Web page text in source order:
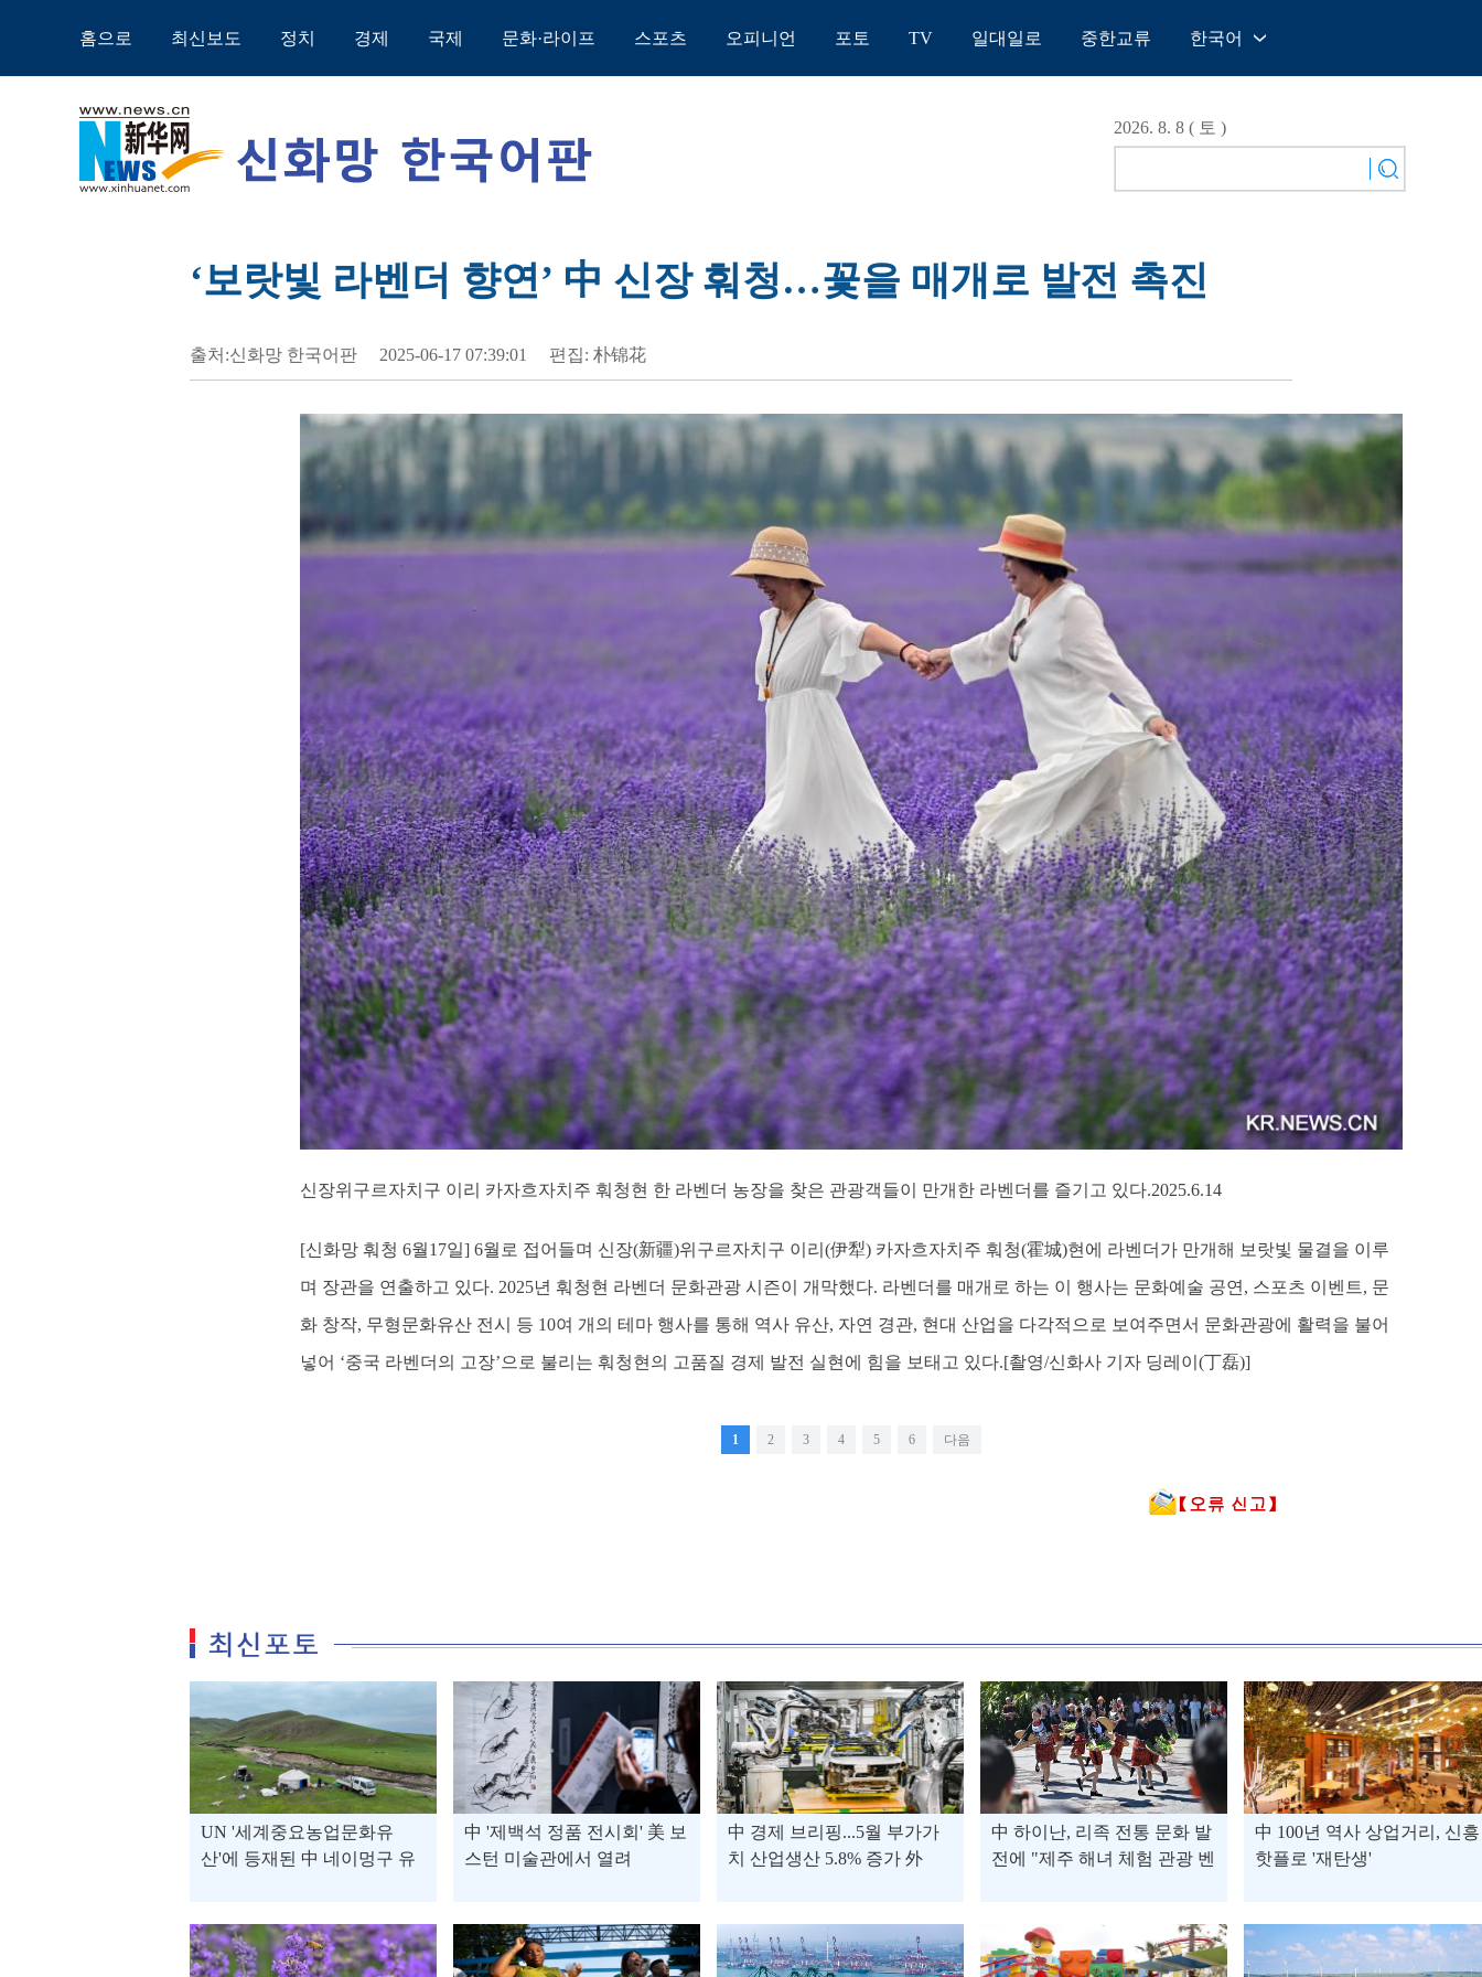
홈으로 최신보도 정치 경제 국제 문화·라이프 스포츠 오피니언 포토 TV 일대일로 중한교류 한국어
English
Español
2026. 8. 8 ( 토 )
‘보랏빛 라벤더 향연’ 中 신장 훠청…꽃을 매개로 발전 촉진
출처:신화망 한국어판 2025-06-17 07:39:01 편집: 朴锦花
신장위구르자치구 이리 카자흐자치주 훠청현 한 라벤더 농장을 찾은 관광객들이 만개한 라벤더를 즐기고 있다.2025.6.14
[신화망 훠청 6월17일] 6월로 접어들며 신장(新疆)위구르자치구 이리(伊犁) 카자흐자치주 훠청(霍城)현에 라벤더가 만개해 보랏빛 물결을 이루
며 장관을 연출하고 있다. 2025년 훠청현 라벤더 문화관광 시즌이 개막했다. 라벤더를 매개로 하는 이 행사는 문화예술 공연, 스포츠 이벤트, 문
화 창작, 무형문화유산 전시 등 10여 개의 테마 행사를 통해 역사 유산, 자연 경관, 현대 산업을 다각적으로 보여주면서 문화관광에 활력을 불어
넣어 ‘중국 라벤더의 고장’으로 불리는 훠청현의 고품질 경제 발전 실현에 힘을 보태고 있다.[촬영/신화사 기자 딩레이(丁磊)]
1 2 3 4 5 6 다음
UN '세계중요농업문화유
산'에 등재된 中 네이멍구 유
中 '제백석 정품 전시회' 美 보
스턴 미술관에서 열려
中 경제 브리핑...5월 부가가
치 산업생산 5.8% 증가 外
中 하이난, 리족 전통 문화 발
전에 "제주 해녀 체험 관광 벤
中 100년 역사 상업거리, 신흥
핫플로 '재탄생'